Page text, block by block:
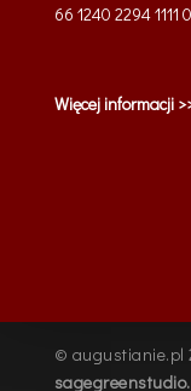
66 1240 2294 1111
Więcej informacji
©